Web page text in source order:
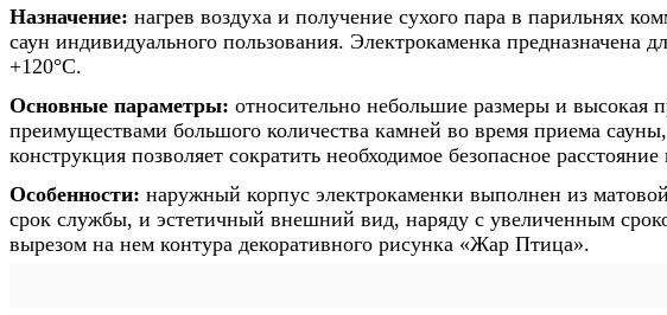
Назначение:нагрев воздуха и получение сухого пара в парильнях
саун индивидуального пользования. Электрокаменка
+120°С.
Основные параметры:относительно небольшие размеры и высокая
преимуществами большого количества камней во время приема
конструкция позволяет сократить необходимое безопасное
Особенности:наружный корпус электрокаменки выполнен из
срок службы, и эстетичный внешний вид, наряду с увеличенным
вырезом на нем контура декоративного рисунка «Жар Птица».